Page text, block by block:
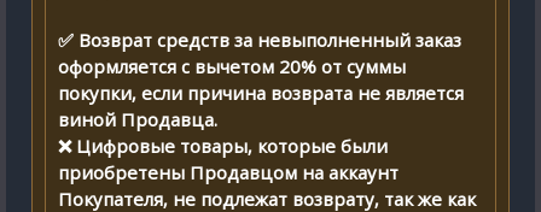
✅ Возврат средств за невыполненный заказ
оформляется с вычетом 20% от суммы
покупки, если причина возврата не является
виной Продавца.
❌ Цифровые товары, которые были
приобретены Продавцом на аккаунт
Покупателя, не подлежат возврату, так же как